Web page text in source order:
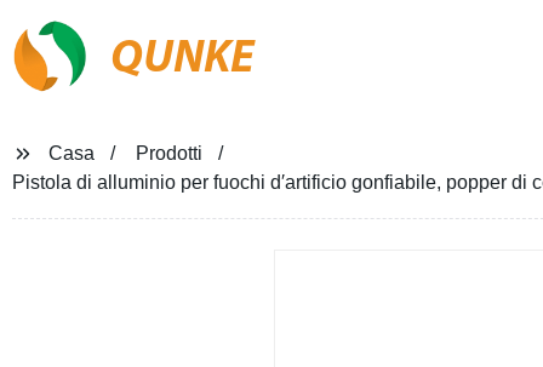
QUNKE
Casa
Prodotti
Pistola di alluminio per fuochi d′artificio gonfiabile, popper